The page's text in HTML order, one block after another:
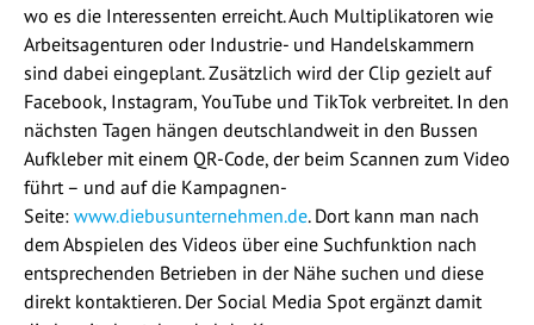
wo es die Interessenten erreicht. Auch Multiplikatoren wie
Arbeitsagenturen oder Industrie- und Handelskammern
sind dabei eingeplant. Zusätzlich wird der Clip gezielt auf
Facebook, Instagram, YouTube und TikTok verbreitet. In den
nächsten Tagen hängen deutschlandweit in den Bussen
Aufkleber mit einem QR-Code, der beim Scannen zum Video
führt – und auf die Kampagnen-
Seite: www.diebusunternehmen.de. Dort kann man nach
dem Abspielen des Videos über eine Suchfunktion nach
entsprechenden Betrieben in der Nähe suchen und diese
direkt kontaktieren. Der Social Media Spot ergänzt damit